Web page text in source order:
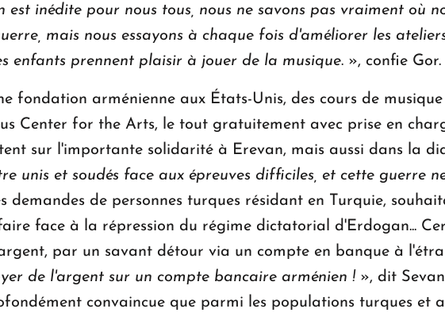
est inédite pour nous tous, nous ne savons pas vraiment où
mais nous essayons à chaque fois d'améliorer les
enfants prennent plaisir à jouer de la musique. », confie Gor.
fondation arménienne aux États-Unis, des cours de
Center for the Arts, le tout gratuitement avec prise en
sur l'importante solidarité à Erevan, mais aussi dans la
unis et soudés face aux épreuves difficiles, et cette guerre
demandes de personnes turques résidant en Turquie,
face à la répression du régime dictatorial d'Erdogan...
par un savant détour via un compte en banque à
de l'argent sur un compte bancaire arménien ! », dit
convaincue que parmi les populations turques et